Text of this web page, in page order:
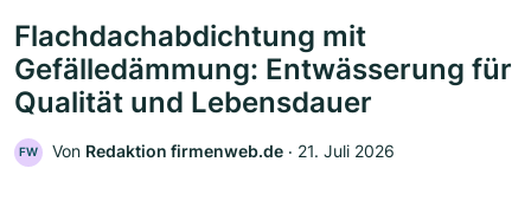
Flachdachabdichtung mit
Gefälledämmung: Entwässerung für
Qualität und Lebensdauer
FW Von Redaktion firmenweb.de ‧ 21. Juli 2026